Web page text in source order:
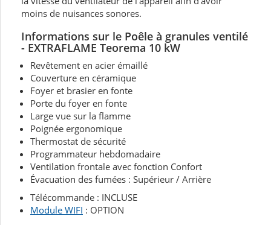
moins de nuisances sonores.
Informations sur le Poêle à granules ventilé
- EXTRAFLAME Teorema 10 kW
Revêtement en acier émaillé
Couverture en céramique
Foyer et brasier en fonte
Porte du foyer en fonte
Large vue sur la flamme
Poignée ergonomique
Thermostat de sécurité
Programmateur hebdomadaire
Ventilation frontale avec fonction Confort
Évacuation des fumées : Supérieur / Arrière
Télécommande : INCLUSE
Module WIFI : OPTION